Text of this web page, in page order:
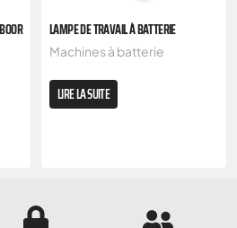
LAMPE DE TRAVAIL À BATTERIE
Machines à batterie
LIRE LA SUITE